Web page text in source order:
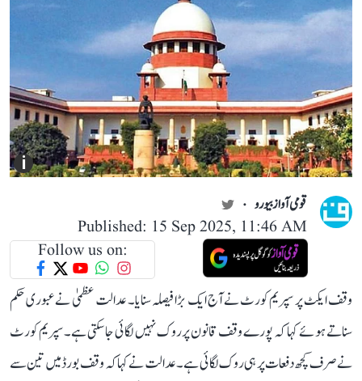
i
قومی آواز بیورو
Published: 15 Sep 2025, 11:46 AM
Follow us on:
وقف ایکٹ پر سپریم کورٹ نے آج ایک بڑا فیصلہ سنایا۔ عدالت عظمیٰ نے عبوری حکم
سناتے ہوئے کہا کہ پورے وقف قانون پر روک نہیں لگائی جا سکتی ہے۔ سپریم کورٹ
نے صرف کچھ دفعات پر ہی روک لگائی ہے۔ عدالت نے کہا کہ وقف بورڈ میں تین سے